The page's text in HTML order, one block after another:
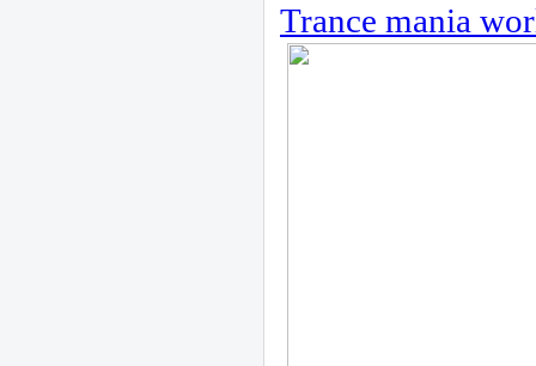
Trance mania